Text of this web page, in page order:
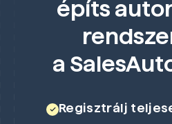
építs
a
Regisztrálj